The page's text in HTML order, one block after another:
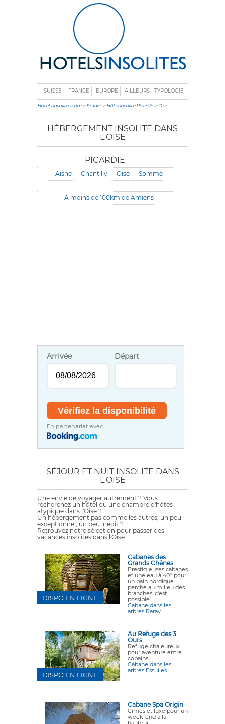
SUISSE FRANCE EUROPE AILLEURS TYPOLOGIE
Hotels-insolites.com >France>Hôtel insolite Picardie> Oise
HÉBERGEMENT INSOLITE DANS
L'OISE
PICARDIE
Aisne Chantilly Oise Somme
A moins de 100km de Amiens
Arrivée Départ
En partenariat avec
SÉJOUR ET NUIT INSOLITE DANS
L'OISE
Une envie de voyager autrement ? Vous
recherchez un hôtel ou une chambre d'hôtes
atypique dans l'Oise ?
Un hébergement pas comme les autres, un peu
exceptionnel, un peu inédit ?
Retrouvez notre sélection pour passer des
vacances insolites dans l'Oise.
Cabanes des
Grands Chênes
Prestigieuses cabanes
et une eau à 40° pour
un bain nordique
perché au milieu des
branches, c'est
possible !
Cabane dans les
arbres Raray
DISPO EN LIGNE
Au Refuge des 3
Ours
Refuge chaleureux
pour aventure entre
copains.
Cabane dans les
arbres Essuiles
DISPO EN LIGNE
Cabane Spa Origin
Cimes et luxe pour un
week-end à la